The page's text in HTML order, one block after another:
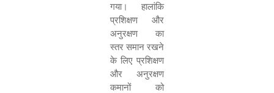
गया। हालांकि
प्रशिक्षण और
अनुरक्षण का
स्‍तर समान रखने
के लिए प्रशिक्षण
और अनुरक्षण
कमानों को